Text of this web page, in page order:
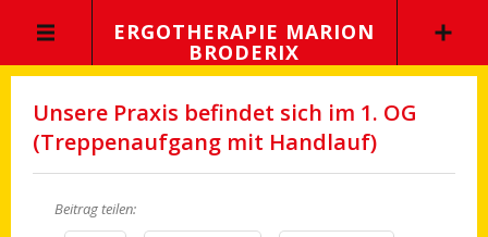
ERGOTHERAPIE MARION
BRODERIX
Unsere Praxis befindet sich im 1. OG
(Treppenaufgang mit Handlauf)
Beitrag teilen: